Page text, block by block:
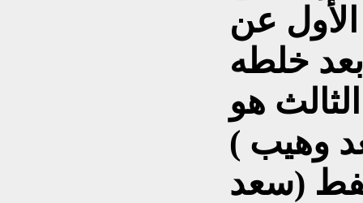
عن
خلطه
هو
وهيب )
(سعد